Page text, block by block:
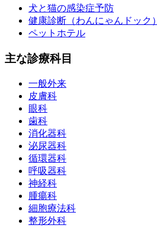
犬と猫の感染症予防
健康診断（わんにゃんドック）
ペットホテル
主な診療科目
一般外来
皮膚科
眼科
歯科
消化器科
泌尿器科
循環器科
呼吸器科
神経科
腫瘍科
細胞療法科
整形外科